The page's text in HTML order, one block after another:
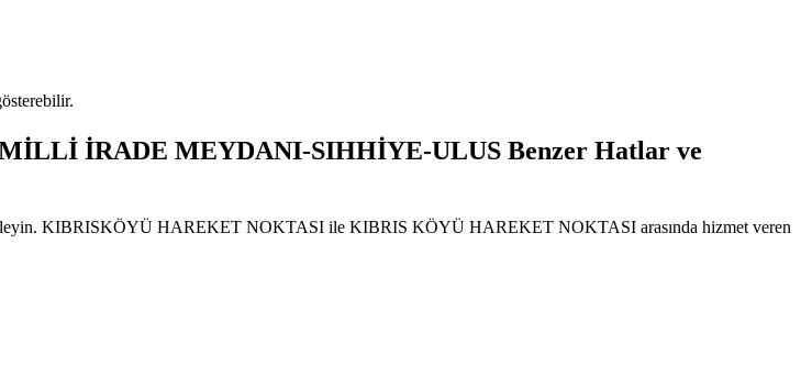
İRADE MEYDANI-SIHHİYE-ULUS Benzer Hatlar ve
KIBRISKÖYÜ HAREKET NOKTASI ile KIBRIS KÖYÜ HAREKET NOKTASI arasında hizmet veren